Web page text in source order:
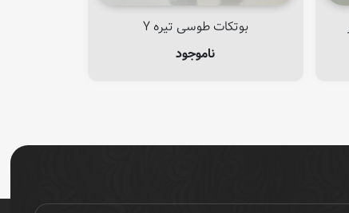
بوتکات طوسی تیره Y
ناموجود